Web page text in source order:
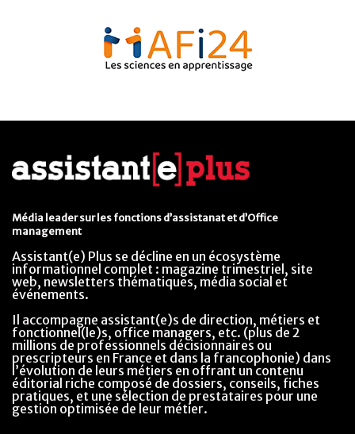
Média leader sur les fonctions d’assistanat et d’Office
management
Assistant(e) Plus se décline en un écosystème
informationnel complet : magazine trimestriel, site
web, newsletters thématiques, média social et
événements.
Il accompagne assistant(e)s de direction, métiers et
fonctionnel(le)s, office managers, etc. (plus de 2
millions de professionnels décisionnaires ou
prescripteurs en France et dans la francophonie) dans
l’évolution de leurs métiers en offrant un contenu
éditorial riche composé de dossiers, conseils, fiches
pratiques, et une sélection de prestataires pour une
gestion optimisée de leur métier.